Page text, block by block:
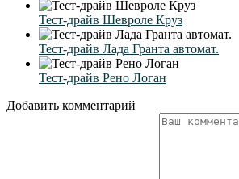
Тест-драйв Шевроле Круз
Тест-драйв Лада Гранта автомат.
Тест-драйв Рено Логан
Добавить комментарий